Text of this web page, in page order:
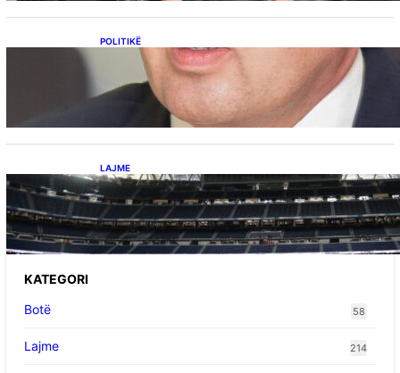
POLITIKË
Përplasja VV-LDK për gazin amerikan,
Kërçeli i përgjigjet Hotit: “Mbrojeni LDK-në, jo
aleancën me SHBA-në”
LAJME
Ish-mesfushori i Real Madridit dhe
Argjentinës,shtrohet urgjentisht në spital pas
problemeve me zemrën, mungon në ndeshjet
e ardhshme
KATEGORI
Botë
58
Lajme 214